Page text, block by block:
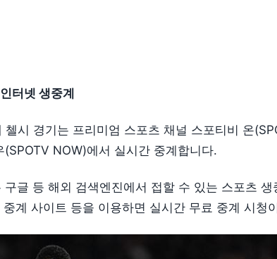
터넷 생중계
시 경기는 프리미엄 스포츠 채널 스포티비 온
NOW)에서 실시간 중계합니다.
글 등 해외 검색엔진에서 접할 수 있는 스포츠 생
계 사이트 등을 이용하면 실시간 무료 중계 시청